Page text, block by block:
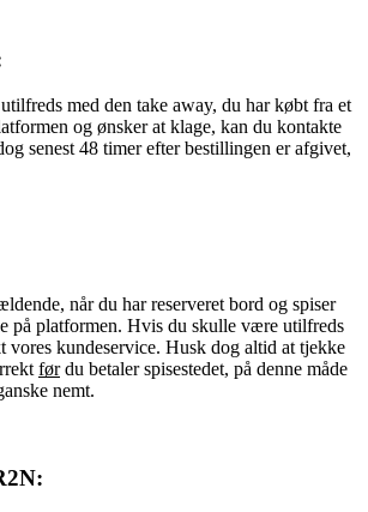
med den take away, du har købt fra et
og ønsker at klage, kan du kontakte
senest 48 timer efter bestillingen er afgivet,
når du har reserveret bord og spiser
på platformen. Hvis du skulle være utilfreds
vores kundeservice. Husk dog altid at tjekke
førdu betaler spisestedet, på denne måde
nemt.